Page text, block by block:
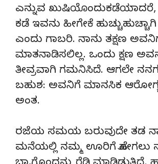
ಎನ್ನುವ ಖುಷಿಯೊಂದುಕಡೆಯಾದರೆ,
ಕಡೆ ಇವನು ಹೀಗೇಕೆ ಹುಚ್ಚುಹುಚ್ಚಾಗಿ
ಎಂದು ಗಾಬರಿ. ನಾನು ತಕ್ಷಣ
ಮಾತನಾಡಿಸಲಿಲ್ಲ. ಒಂದು ಕ್ಷಣ
ತೀವ್ರವಾಗಿ ಗಮನಿಸಿದೆ. ಆಗಲೇ
ಬಹುಶ: ಅವನಿಗೆ ಮಾನಸಿಕ
ಅಂತ.
ರಜೆಯ ಸಮಯ ಬರುವುದೇ ತಡ
ಮನೆಯಲ್ಲಿ ನಮ್ಮ ಊರಿಗೆ ಹೋಗಲು